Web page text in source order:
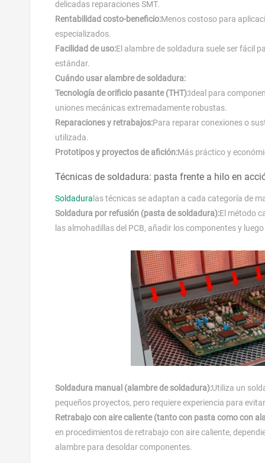
delicadas reparaciones SMT.
Rentabilidad costo-beneficio:Menos costoso para
especializados.
Facilidad de uso:El alambre de soldadura suele ser fácil
estándar.
Cuándo usar alambre de soldadura:
Tecnología de orificio pasante (THT):Ideal para
uniones mecánicas extremadamente robustas.
Reparaciones y retrabajos:Para reparar conexiones o
utilizada.
Prototipos y proyectos de afición:Más práctico y
Técnicas de soldadura: pasta frente a hilo en
Soldadura las técnicas se adaptan a cada categoría de
Soldadura por refusión (pasta de soldadura):El método
las almohadillas del PCB, añadir los componentes y
Soldadura manual (alambre de soldadura):Utiliza un
pequeños proyectos, pero requiere experiencia para
Retrabajo con aire caliente (tanto con pasta como con
en procedimientos de retrabajo con aire caliente,
alambre para desoldar componentes.